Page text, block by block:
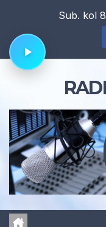
content
Sub. kol